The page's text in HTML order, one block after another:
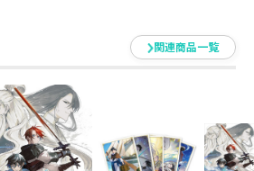
関連商品一覧